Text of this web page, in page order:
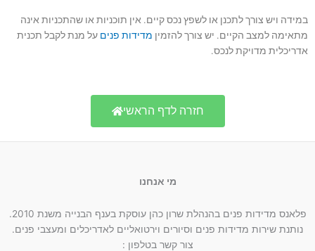
במידה ויש צורך לתכנן או לשפץ נכס קיים. אין תוכניות או שהתכניות אינה
מתאימה למצב הקיים. יש צורך להזמין מדידות פנים על מנת לקבל תכנית
אדריכלית מדויקת לנכס.
חזרה לדף הראשי
מי אנחנו
פלאנס מדידות פנים בהנהלת שרון כהן עוסקת בענף הבנייה משנת 2010.
נותנת שירות מדידות פנים וסיורים וירטואליים לאדריכלים ומעצבי פנים.
צור קשר בטלפון :